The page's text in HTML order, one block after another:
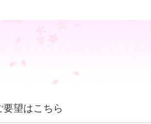
要望はこちら